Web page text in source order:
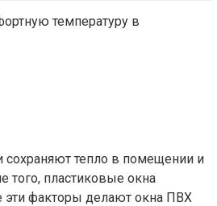
температуру в
тепло в помещении и
того, пластиковые окна
эти факторы делают окна ПВХ